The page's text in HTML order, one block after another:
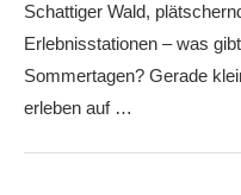
Schattiger Wald,
Erlebnisstationen – was
Sommertagen? Gerade
erleben auf …